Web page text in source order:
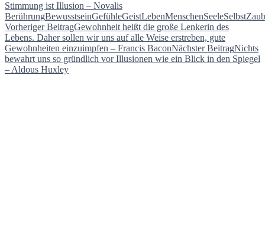
Stimmung ist Illusion – Novalis
BerührungBewusstseinGefühleGeistLebenMenschenSeeleSelbst
Beitragsnavigation
Vorheriger BeitragGewohnheit heißt die große Lenkerin des
Lebens. Daher sollen wir uns auf alle Weise erstreben, gute
Gewohnheiten einzuimpfen – Francis BaconNächster BeitragNichts
bewahrt uns so gründlich vor Illusionen wie ein Blick in den Spiegel
– Aldous Huxley